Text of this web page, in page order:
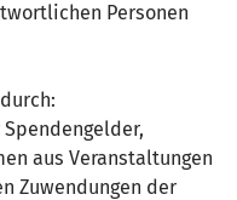
Personen
aus Veranstaltungen
Zuwendungen der